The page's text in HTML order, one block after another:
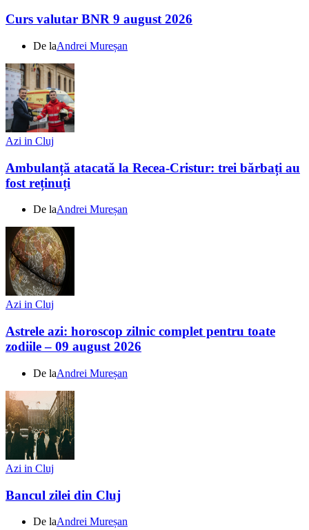
Curs valutar BNR 9 august 2026
De laAndrei Mureșan
Azi in Cluj
Ambulanță atacată la Recea-Cristur: trei bărbați au
fost reținuți
De laAndrei Mureșan
Azi in Cluj
Astrele azi: horoscop zilnic complet pentru toate
zodiile – 09 august 2026
De laAndrei Mureșan
Azi in Cluj
Bancul zilei din Cluj
De laAndrei Mureșan